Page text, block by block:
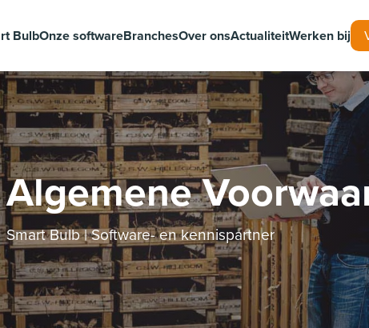
BulbOnze softwareBranchesOver onsActualiteitWerken bij
Algemene
Smart Bulb | Software- en kennispartner